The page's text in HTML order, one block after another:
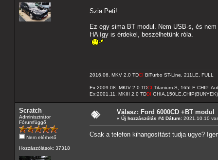
Szia Peti!
Ez egy sima BT modul. Nem USB-s, és
HA így is érdekel, beszélhetünk róla.
2016.06. MKV 2.0 TDCI BiTurbo ST-Line, 211LE, FULL
Ex:2009.08. MKIV 2.0 TDCI Titanium-S, 165LE CHIP,
Ex:2001.11. MKIII 2.0 TDDI
Scratch
Adminisztrátor
Fórumfüggő
Nem elérhető
Hozzászólások: 37318
Válasz: Ford 6000CD +BT modul
« Új hozzászólás #4 Dátum: 2021.10.10
Csak a telefon kihangosítást tudja ugye?